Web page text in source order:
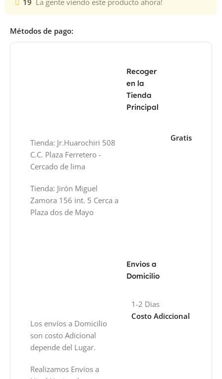
19 La gente viendo este producto ahora!
Métodos de pago:
Recoger
en la
Tienda
Principal
Tienda: Jr.Huarochiri 508
C.C. Plaza Ferretero -
Cercado de lima
Tienda: Jirón Miguel
Zamora 156 int. 5 Cerca a
Plaza dos de Mayo
Gratis
Envíos a
Domicilio
Los envíos a Domicilio
son costo Adicional
depende del Lugar.
Realizamos Envíos a
1-2 Dias
Costo Adiccional